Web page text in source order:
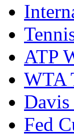
ATP
WTA
Davis
Fed